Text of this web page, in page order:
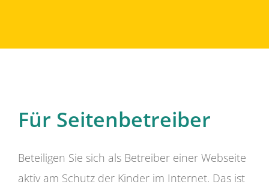
Für Seitenbetreiber
Beteiligen Sie sich als Betreiber einer Webseite
aktiv am Schutz der Kinder im Internet. Das ist